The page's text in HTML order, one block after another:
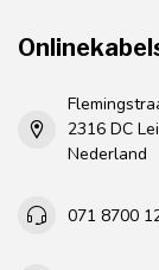
2316 DC
Nederland
071 8700